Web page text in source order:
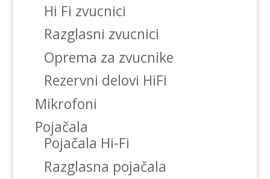
Hi Fi zvucnici
Razglasni zvucnici
Oprema za zvucnike
Rezervni delovi HiFi
Mikrofoni
Pojačala
Pojačala Hi-Fi
Razglasna pojačala